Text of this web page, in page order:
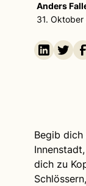
Anders
31. Oktober
Begib
dich zu